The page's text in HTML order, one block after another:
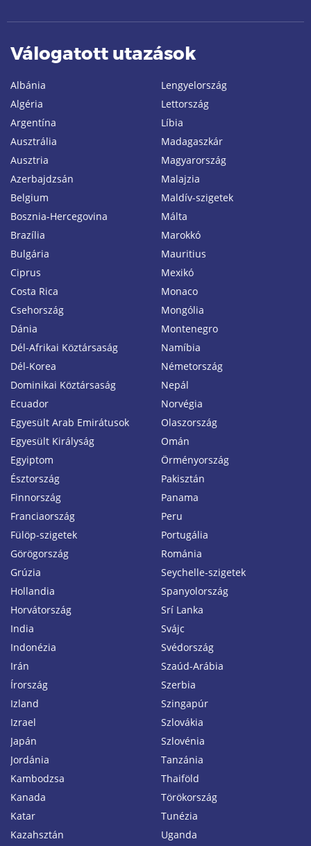
Válogatott utazások
Albánia
Algéria
Argentína
Ausztrália
Ausztria
Azerbajdzsán
Belgium
Bosznia-Hercegovina
Brazília
Bulgária
Ciprus
Costa Rica
Csehország
Dánia
Dél-Afrikai Köztársaság
Dél-Korea
Dominikai Köztársaság
Ecuador
Egyesült Arab Emirátusok
Egyesült Királyság
Egyiptom
Észtország
Finnország
Franciaország
Fülöp-szigetek
Görögország
Grúzia
Hollandia
Horvátország
India
Indonézia
Irán
Írország
Izland
Izrael
Japán
Jordánia
Kambodzsa
Kanada
Katar
Kazahsztán
Lengyelország
Lettország
Líbia
Madagaszkár
Magyarország
Malajzia
Maldív-szigetek
Málta
Marokkó
Mauritius
Mexikó
Monaco
Mongólia
Montenegro
Namíbia
Németország
Nepál
Norvégia
Olaszország
Omán
Örményország
Pakisztán
Panama
Peru
Portugália
Románia
Seychelle-szigetek
Spanyolország
Srí Lanka
Svájc
Svédország
Szaúd-Arábia
Szerbia
Szingapúr
Szlovákia
Szlovénia
Tanzánia
Thaiföld
Törökország
Tunézia
Uganda